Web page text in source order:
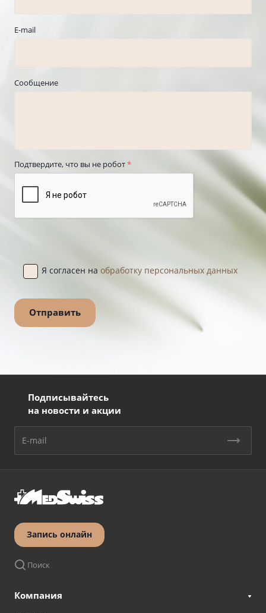
E-mail
Сообщение
Подтвердите, что вы не робот*
Я согласен на обработку персональных данных
Подписывайтесь
на новости и акции
Запись онлайн
Поиск
Компания